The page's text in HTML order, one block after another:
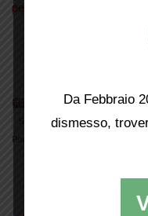
permalink
Si
Bio sotto
Powered by
Da Febbraio
dismesso,